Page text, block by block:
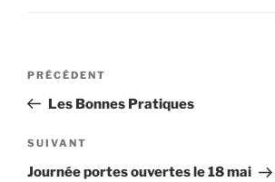
Navigation
l’article
Article
précédent
PRÉCÉDENT
Les Bonnes Pratiques
Article
suivant
SUIVANT
Journée portes ouvertes le 18 mai